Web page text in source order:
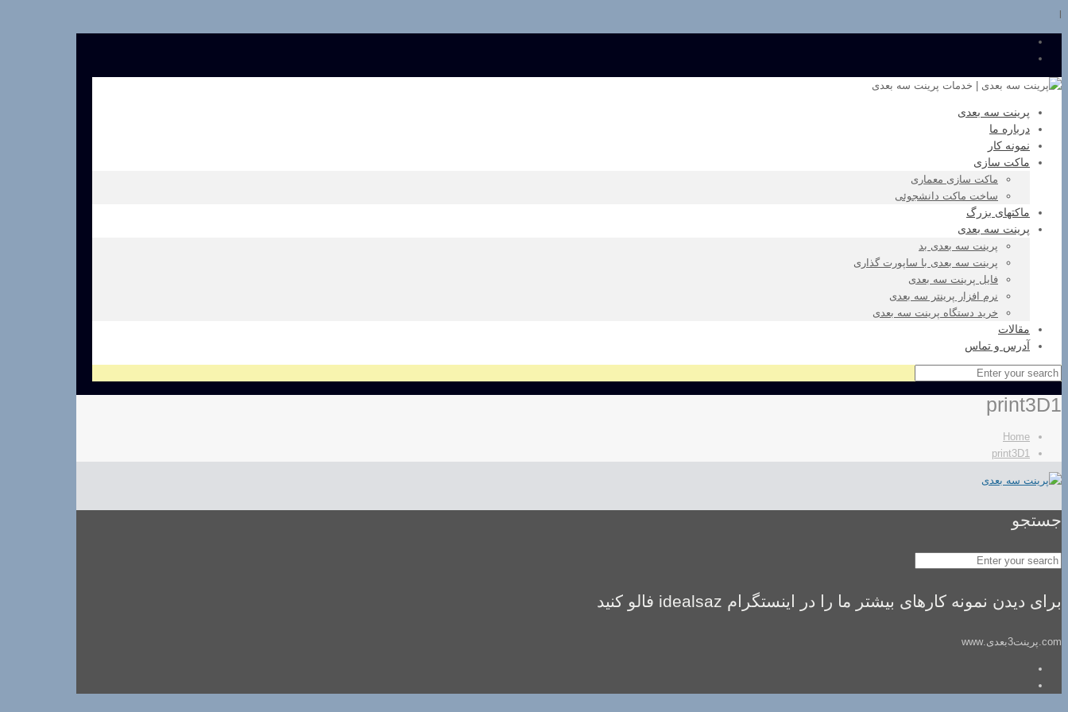
پرینت سه بعدی
درباره ما
نمونه کار
ماکت سازی
ماکت سازی معماری
ساخت ماکت دانشجوئی
ماکتهای بزرگ
پرینت سه بعدی
پرینت سه بعدی بد
پرینت سه بعدی با ساپورت گذاری
فایل پرینت سه بعدی
نرم افزار پرینتر سه بعدی
خرید دستگاه پرینت سه بعدی
مقالات
آدرس و تماس
print3D1
Home
print3D1
جستجو
برای دیدن نمونه کارهای بیشتر ما را در اینستگرام idealsaz فالو کنید
com.پرینت3بعدی.www